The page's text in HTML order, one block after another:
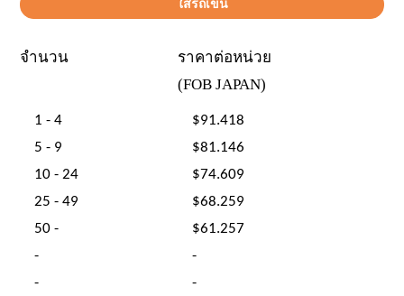
จำนวน
ราคาต่อหน่วย
(FOB JAPAN)
1 - 4
$91.418
5 - 9
$81.146
10 - 24
$74.609
25 - 49
$68.259
50 -
$61.257
-
-
-
-